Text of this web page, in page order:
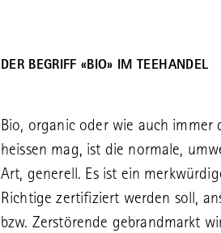
DER BEGRIFF «BIO» IM TEEHANDEL
Bio, organic oder wie auch immer
heissen mag, ist die normale,
Art, generell. Es ist ein
Richtige zertifiziert werden soll,
bzw. Zerstörende gebrandmarkt